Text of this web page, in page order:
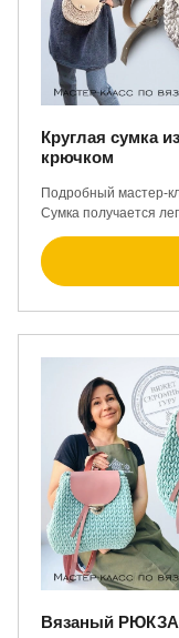
Круглая сумка
крючком
Подробный мастер-
Сумка получается
Вязаный